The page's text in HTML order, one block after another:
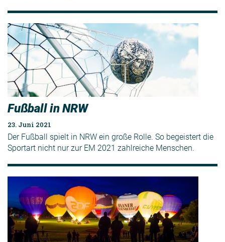
Fußball in NRW
23. Juni 2021
Der Fußball spielt in NRW ein große Rolle. So begeistert die
Sportart nicht nur zur EM 2021 zahlreiche Menschen.